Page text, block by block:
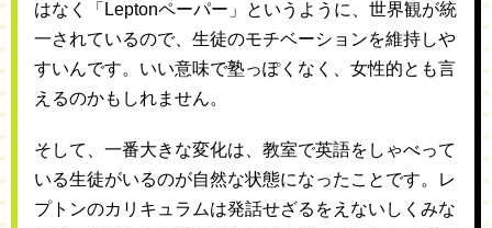
はなく「Leptonペーパー」というように、世界観が統
一されているので、生徒のモチベーションを維持しや
すいんです。いい意味で塾っぽくなく、女性的とも言
えるのかもしれません。
そして、一番大きな変化は、教室で英語をしゃべって
いる生徒がいるのが自然な状態になったことです。レ
プトンのカリキュラムは発話せざるをえないしくみな